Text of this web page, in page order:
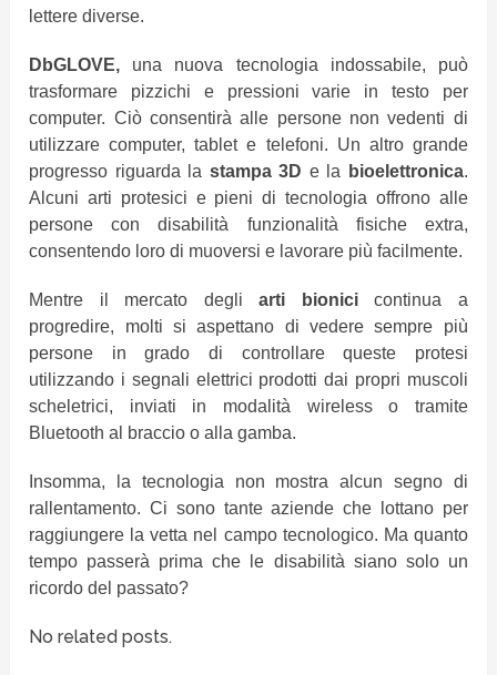
lettere diverse.
DbGLOVE, una nuova tecnologia indossabile, può
trasformare pizzichi e pressioni varie in testo per
computer. Ciò consentirà alle persone non vedenti di
utilizzare computer, tablet e telefoni. Un altro grande
progresso riguarda la stampa 3D e la bioelettronica.
Alcuni arti protesici e pieni di tecnologia offrono alle
persone con disabilità funzionalità fisiche extra,
consentendo loro di muoversi e lavorare più facilmente.
Mentre il mercato degliarti bionicicontinua a
progredire, molti si aspettano di vedere sempre più
persone in grado di controllare queste protesi
utilizzando i segnali elettrici prodotti dai propri muscoli
scheletrici, inviati in modalità wireless o tramite
Bluetooth al braccio o alla gamba.
Insomma, la tecnologia non mostra alcun segno di
rallentamento. Ci sono tante aziende che lottano per
raggiungere la vetta nel campo tecnologico. Ma quanto
tempo passerà prima che le disabilità siano solo un
ricordo del passato?
No related posts.